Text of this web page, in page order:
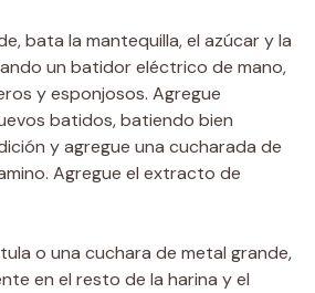
bata la mantequilla, el azúcar y la
un batidor eléctrico de mano,
y esponjosos. Agregue
batidos, batiendo bien
y agregue una cucharada de
Agregue el extracto de
o una cuchara de metal grande,
en el resto de la harina y el